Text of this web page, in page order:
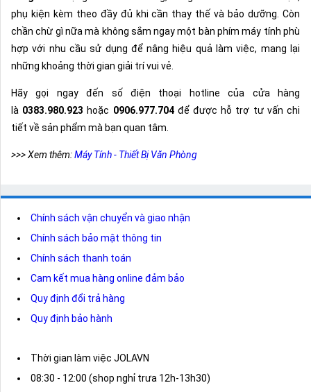
phụ kiện kèm theo đầy đủ khi cần thay thế và bảo dưỡng. Còn
chần chừ gì nữa mà không sắm ngay một bàn phím máy tính phù
hợp với nhu cầu sử dụng để nâng hiệu quả làm việc, mang lại
những khoảng thời gian giải trí vui vẻ.
Hãy gọi ngay đến số điện thoại hotline của cửa hàng
là 0383.980.923 hoặc 0906.977.704để được hỗ trợ tư vấn chi
tiết về sản phẩm mà bạn quan tâm.
>>> Xem thêm:Máy Tính - Thiết Bị Văn Phòng
Chính sách vận chuyển và giao nhận
Chính sách bảo mật thông tin
Chính sách thanh toán
Cam kết mua hàng online đảm bảo
Quy định đổi trả hàng
Quy định bảo hành
Thời gian làm việc JOLAVN
08:30 - 12:00 (shop nghỉ trưa 12h-13h30)